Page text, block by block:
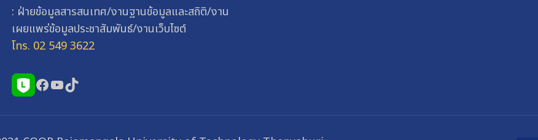
: ฝ่ายข้อมูลสารสนเทศ/งานฐานข้อมูลและสถิติ/งาน
เผยแพร่ข้อมูลประชาสัมพันธ์/งานเว็บไซต์
โทร. 02 549 3622
Facebook
YouTube
TikTok